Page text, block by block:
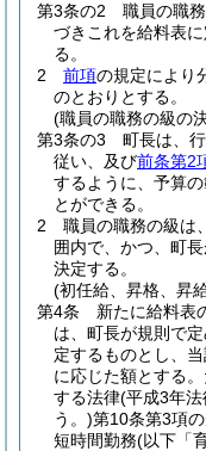
第3条の2
職員の職
づきこれを給料表
る。
2
前項の規定により
のとおりとする。
(職員の職務の級の
第3条の3
町長は、
従い、及び前条第2
するように、予算
とができる。
2
職員の職務の級は、
囲内で、かつ、町
決定する。
(初任給、昇格、昇
第4条
新たに給料表
は、町長が規則で
定するものとし、
に応じた額とする。
する法律(平成3年
う。)第10条第3項
短時間勤務(以下「